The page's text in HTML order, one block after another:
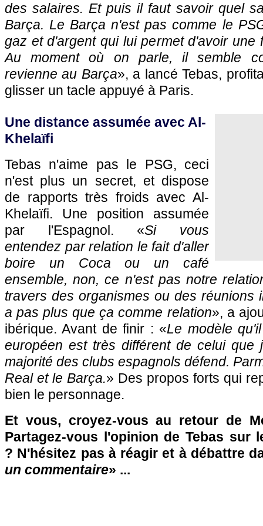
des salaires. Et puis il faut savoir quel
Barça. Le Barça n'est pas comme le
gaz et d'argent qui lui permet d'avoir une
Au moment où on parle, il semble
revienne au Barça», a lancé Tebas,
glisser un tacle appuyé à Paris.
Une distance assumée avec Al-
Khelaïfi
Tebas n'aime pas le PSG, ceci
n'est plus un secret, et dispose
de rapports très froids avec Al-
Khelaïfi. Une position assumée
par l'Espagnol. «Si vous
entendez par relation le fait d'aller
boire un Coca ou un café
ensemble, non, ce n'est pas notre
travers des organismes ou des réunions
a pas plus que ça comme relation», a
ibérique. Avant de finir : «Le modèle
européen est très différent de celui que
majorité des clubs espagnols défend.
Real et le Barça.» Des propos forts qui
bien le personnage.
Et vous, croyez-vous au retour de
Partagez-vous l'opinion de Tebas sur
? N'hésitez pas à réagir et à débattre
un commentaire» ...